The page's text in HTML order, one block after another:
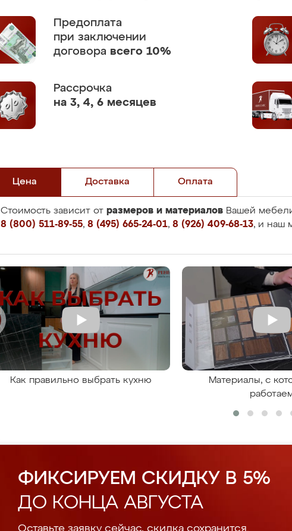
Предоплата
при заключении
договора всего 10%
Рассрочка
на 3, 4, 6 месяцев
Цена Доставка Оплата
Стоимость зависит от размеров и материалов Вашей
8 (800) 511-89-55, 8 (495) 665-24-01, 8 (926) 409-68-13, и наш
Как правильно выбрать кухню
Материалы, с
ФИКСИРУЕМ СКИДКУ В 5%
ДО КОНЦА АВГУСТА
Оставьте заявку сейчас, скидка сохранится.